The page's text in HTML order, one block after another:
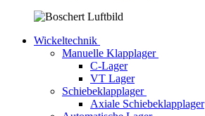
Wickeltechnik
Manuelle Klapplager
C-Lager
VT Lager
Schiebeklapplager
Axiale Schiebeklapplager